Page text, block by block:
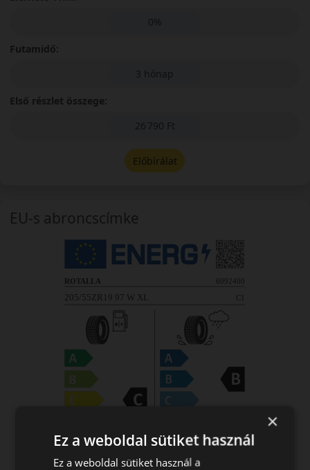
0%
Futamidő:
3 hónap
Első részlet összege:
26 790 Ft
Előbírálat
EU-s abroncscímke
×
Ez a weboldal sütiket használ
Ez a weboldal sütiket használ a